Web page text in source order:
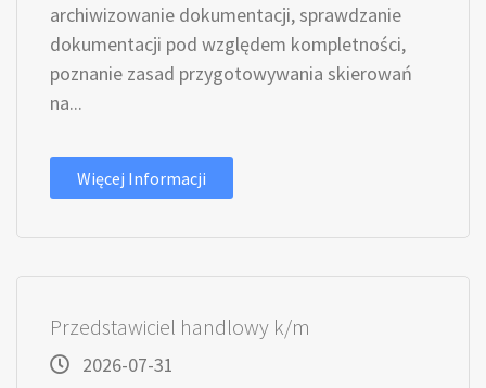
archiwizowanie dokumentacji, sprawdzanie
dokumentacji pod względem kompletności,
poznanie zasad przygotowywania skierowań
na...
Więcej Informacji
Przedstawiciel handlowy k/m
2026-07-31